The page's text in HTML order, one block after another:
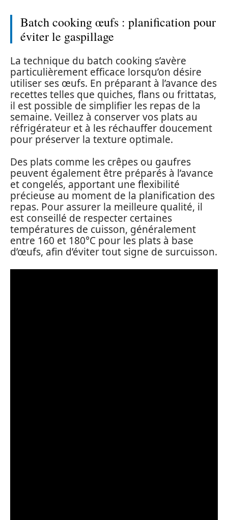
Batch cooking œufs : planification pour
éviter le gaspillage
La technique du batch cooking s’avère
particulièrement efficace lorsqu’on désire
utiliser ses œufs. En préparant à l’avance des
recettes telles que quiches, flans ou frittatas,
il est possible de simplifier les repas de la
semaine. Veillez à conserver vos plats au
réfrigérateur et à les réchauffer doucement
pour préserver la texture optimale.
Des plats comme les crêpes ou gaufres
peuvent également être préparés à l’avance
et congelés, apportant une flexibilité
précieuse au moment de la planification des
repas. Pour assurer la meilleure qualité, il
est conseillé de respecter certaines
températures de cuisson, généralement
entre 160 et 180°C pour les plats à base
d’œufs, afin d’éviter tout signe de surcuisson.